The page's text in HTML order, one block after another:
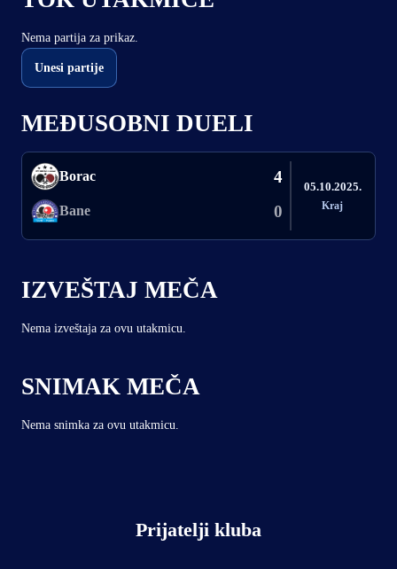
Nema partija za prikaz.
Unesi partije
MEĐUSOBNI DUELI
Borac 4
Bane 0
05.10.2025.
Kraj
IZVEŠTAJ MEČA
Nema izveštaja za ovu utakmicu.
SNIMAK MEČA
Nema snimka za ovu utakmicu.
Prijatelji kluba